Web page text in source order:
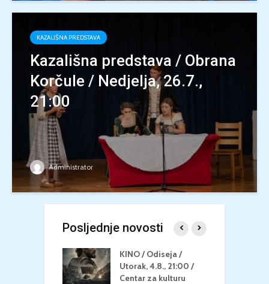
KAZALIŠNA PREDSTAVA
Kazališna predstava / Obrana
Korčule / Nedjelja, 26.7.,
21:00
Administrator
Posljednje novosti
KINO / Odiseja /
Utorak, 4.8., 21:00 /
Centar za kulturu